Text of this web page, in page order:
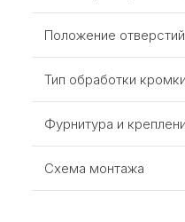
Положение
Тип обработки кромки
Фурнитура и
Схема монтажа